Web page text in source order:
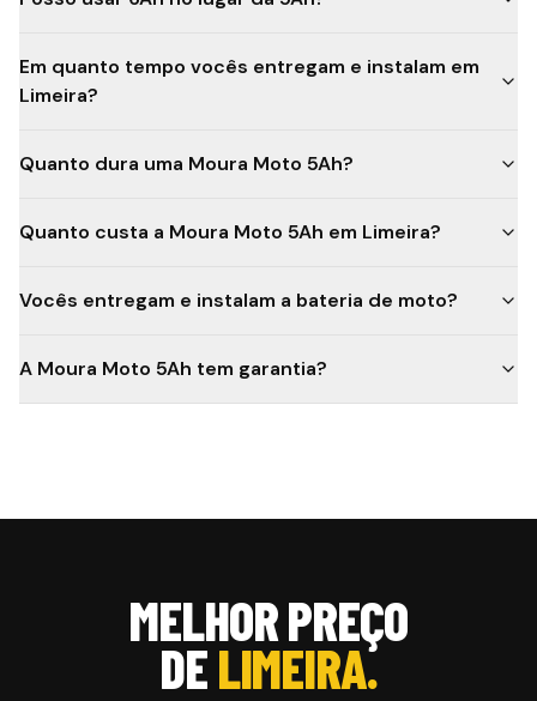
Em quanto tempo vocês entregam e instalam em
Limeira?
Quanto dura uma Moura Moto 5Ah?
Quanto custa a Moura Moto 5Ah em Limeira?
Vocês entregam e instalam a bateria de moto?
A Moura Moto 5Ah tem garantia?
MELHOR PREÇO
DELIMEIRA.